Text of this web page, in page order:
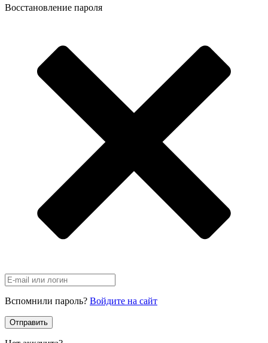
Восстановление пароля
Вспомнили пароль? Войдите на сайт
Отправить